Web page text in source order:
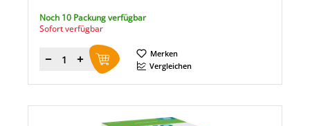
Noch 10 Packung verfügbar
Sofort verfügbar
Menge
Merken
Vergleichen